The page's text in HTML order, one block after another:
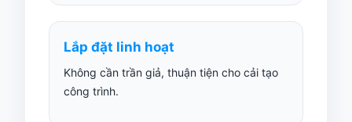
Lắp đặt linh hoạt
Không cần trần giả, thuận tiện cho cải tạo
công trình.